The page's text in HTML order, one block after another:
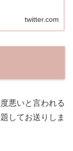
twitter.com
悪いと言われる
してお送りしま